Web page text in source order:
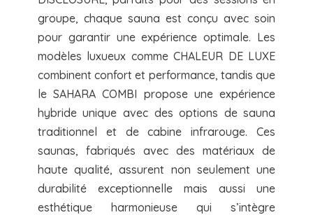
groupe, chaque sauna est conçu avec soin
pour garantir une expérience optimale. Les
modèles luxueux comme CHALEUR DE LUXE
combinent confort et performance, tandis que
le SAHARA COMBI propose une expérience
hybride unique avec des options de sauna
traditionnel et de cabine infrarouge. Ces
saunas, fabriqués avec des matériaux de
haute qualité, assurent non seulement une
durabilité exceptionnelle mais aussi une
esthétique harmonieuse qui s’intègre